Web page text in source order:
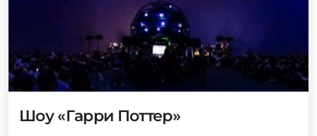
Шоу «Гарри Поттер»